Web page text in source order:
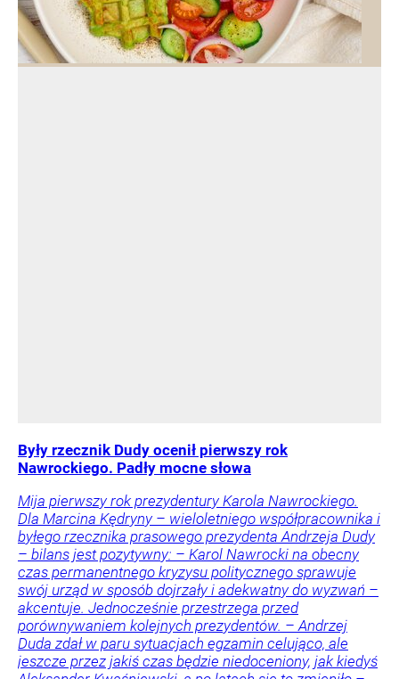
Były rzecznik Dudy ocenił pierwszy rok
Nawrockiego. Padły mocne słowa
Mija pierwszy rok prezydentury Karola Nawrockiego.
Dla Marcina Kędryny – wieloletniego współpracownika i
byłego rzecznika prasowego prezydenta Andrzeja Dudy
– bilans jest pozytywny: – Karol Nawrocki na obecny
czas permanentnego kryzysu politycznego sprawuje
swój urząd w sposób dojrzały i adekwatny do wyzwań –
akcentuje. Jednocześnie przestrzega przed
porównywaniem kolejnych prezydentów. – Andrzej
Duda zdał w paru sytuacjach egzamin celująco, ale
jeszcze przez jakiś czas będzie niedoceniony, jak kiedyś